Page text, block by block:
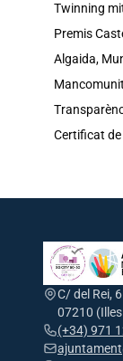
Twinning
Premis
Algaida,
Certificat
C/ del Rei,
07210
(+34) 971